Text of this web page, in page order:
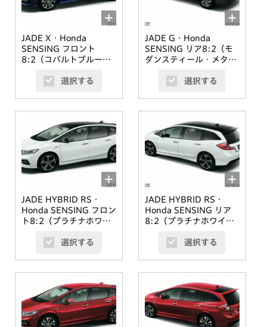
JADE X・Honda
SENSING フロント
8:2（コバルトブルー・
選択する
JADE G・Honda
SENSING リア8:2（モ
ダンスティール・メタリ
選択する
JADE HYBRID RS・
Honda SENSING フロン
ト8:2（プラチナホワイ
ーフ）
選択する
JADE HYBRID RS・
Honda SENSING リア
8:2（プラチナホワイ
ーフ）
選択する